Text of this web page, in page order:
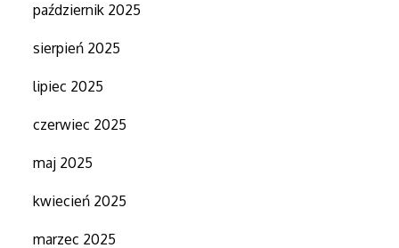
październik 2025
sierpień 2025
lipiec 2025
czerwiec 2025
maj 2025
kwiecień 2025
marzec 2025